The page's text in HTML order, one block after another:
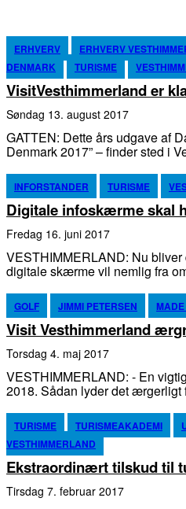
ERHVERV ERHVERV
DENMARK
TURISME
VisitVesthimmerland er
søndag 13. august 2017
GATTEN: Dette års udgave af
Denmark 2017” – finder sted i
INFORSTANDER TURISME
Digitale infoskærme skal
fredag 16. juni 2017
VESTHIMMERLAND: Nu
digitale skærme vil nemlig fra
GOLF JIMMI PETERSEN
Visit Vesthimmerland
torsdag 4. maj 2017
VESTHIMMERLAND: - En
2018. Sådan lyder det ærgerligt
TURISME TURISMEAKADEMI
VESTHIMMERLAND
Ekstraordinært tilskud til
tirsdag 7. februar 2017